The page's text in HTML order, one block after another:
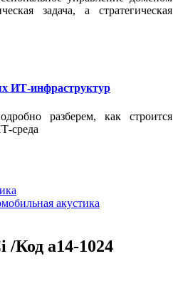
задача, а стратегическая
ИТ-инфраструктур
разберем, как строится
среда
акустика
/Код a14-1024